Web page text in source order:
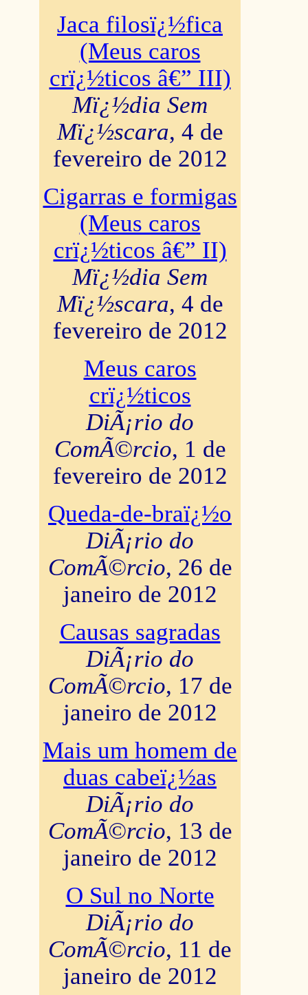
Jaca filosï¿½fica
(Meus caros
crï¿½ticos â€” III)
Mï¿½dia Sem
Mï¿½scara, 4 de
fevereiro de 2012
Cigarras e formigas
(Meus caros
crï¿½ticos â€” II)
Mï¿½dia Sem
Mï¿½scara, 4 de
fevereiro de 2012
Meus caros
crï¿½ticos
DiÃ¡rio do
ComÃ©rcio, 1 de
fevereiro de 2012
Queda-de-braï¿½o
DiÃ¡rio do
ComÃ©rcio, 26 de
janeiro de 2012
Causas sagradas
DiÃ¡rio do
ComÃ©rcio, 17 de
janeiro de 2012
Mais um homem de
duas cabeï¿½as
DiÃ¡rio do
ComÃ©rcio, 13 de
janeiro de 2012
O Sul no Norte
DiÃ¡rio do
ComÃ©rcio, 11 de
janeiro de 2012